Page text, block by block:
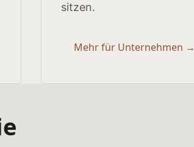
sitzen.
Mehr für Unternehmen →